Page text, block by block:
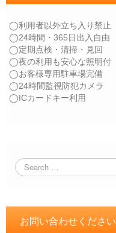
◯利用者以外立ち入り禁止
◯24時間・365日出入自由
◯定期点検・清掃・見回
◯夜の利用も安心な照明付
◯お客様専用駐車場完備
◯24時間監視防犯カメラ
◯ICカードキー利用
お問い合わせください